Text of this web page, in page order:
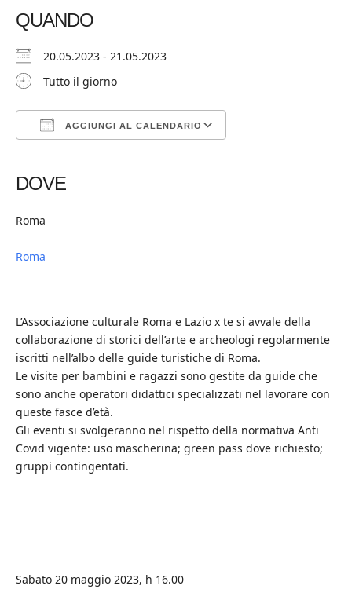
QUANDO
20.05.2023 - 21.05.2023
Tutto il giorno
AGGIUNGI AL CALENDARIO
DOVE
Roma
Roma
L’Associazione culturale Roma e Lazio x te si avvale della
collaborazione di storici dell’arte e archeologi regolarmente
iscritti nell’albo delle guide turistiche di Roma.
Le visite per bambini e ragazzi sono gestite da guide che
sono anche operatori didattici specializzati nel lavorare con
queste fasce d’età.
Gli eventi si svolgeranno nel rispetto della normativa Anti
Covid vigente: uso mascherina; green pass dove richiesto;
gruppi contingentati.
Sabato 20 maggio 2023, h 16.00